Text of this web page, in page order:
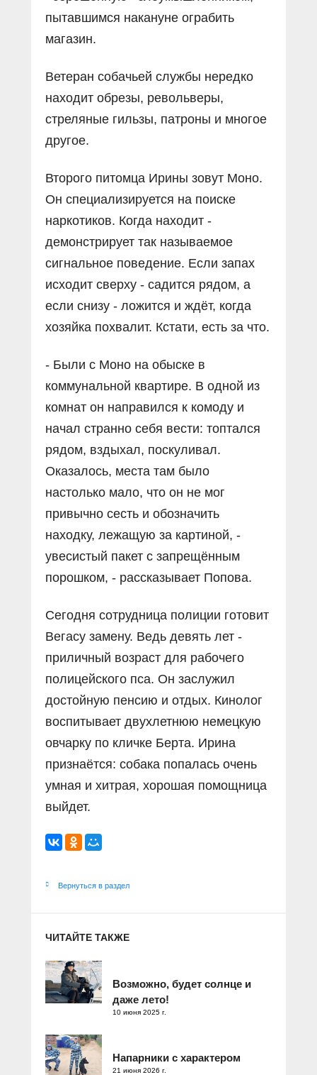
пытавшимся накануне ограбить
магазин.
Ветеран собачьей службы нередко
находит обрезы, револьверы,
стреляные гильзы, патроны и многое
другое.
Второго питомца Ирины зовут Моно.
Он специализируется на поиске
наркотиков. Когда находит -
демонстрирует так называемое
сигнальное поведение. Если запах
исходит сверху - садится рядом, а
если снизу - ложится и ждёт, когда
хозяйка похвалит. Кстати, есть за что.
- Были с Моно на обыске в
коммунальной квартире. В одной из
комнат он направился к комоду и
начал странно себя вести: топтался
рядом, вздыхал, поскуливал.
Оказалось, места там было
настолько мало, что он не мог
привычно сесть и обозначить
находку, лежащую за картиной, -
увесистый пакет с запрещённым
порошком, - рассказывает Попова.
Сегодня сотрудница полиции готовит
Вегасу замену. Ведь девять лет -
приличный возраст для рабочего
полицейского пса. Он заслужил
достойную пенсию и отдых. Кинолог
воспитывает двухлетнюю немецкую
овчарку по кличке Берта. Ирина
признаётся: собака попалась очень
умная и хитрая, хорошая помощница
выйдет.
Вернуться в раздел
ЧИТАЙТЕ ТАКЖЕ
Возможно, будет солнце и
даже лето!
10 июня 2025 г.
Напарники с характером
21 июня 2026 г.